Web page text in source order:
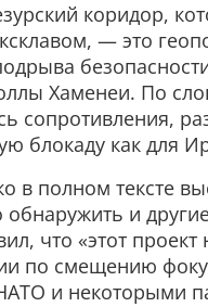
коридор,
— это
Хаменеи. По
сопротивления,
блокаду как для
в полном тексте
и
что «этот
по смещению
и некоторыми